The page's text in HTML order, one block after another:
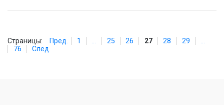
Страницы: Пред. 1 25 26 27 28 29
76
След.